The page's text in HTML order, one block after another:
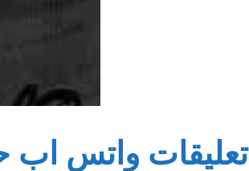
تعليقات واتس اب